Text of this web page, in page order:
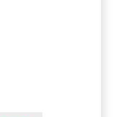
Ihnen wichtige
Sachverständigen,
Auskunftspersonen
eingereichten